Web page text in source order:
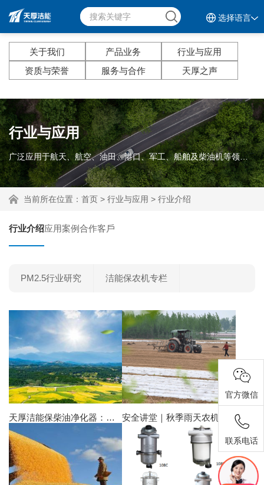
选择语言
关于我们 产品业务
行业与应用
资质与荣誉
服务与合作 天厚之声
行业与应用
广泛应用于航天、航空、油田、港口、军工、船舶及柴油机等领域。
当前所在位置： 首页 > 行业与应用 > 行业介绍
行业介绍应用案例合作客戶
PM2.5行业研究 洁能保农机专栏
天厚洁能保柴油净化器：乡村振兴路上的绿色护航者
官方微信
联系电话